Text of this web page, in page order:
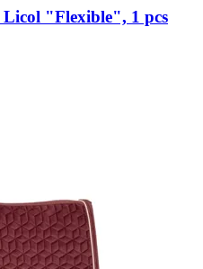
Licol "Flexible", 1 pcs